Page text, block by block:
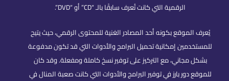
الرقمية التي كانت تُعرف سابقًا بالـ “CD” أو “DVD”.
يُعرف الموقع بكونه أحد المصادر الغنية للمحتوى الرقمي، حيث يتيح
للمستخدمين إمكانية تحميل البرامج والأدوات التي قد تكون مدفوعة
بشكل مجاني، مع التركيز على توفير نسخ كاملة ومفعلة. وقد كان
للموقع دور بارز في توفير البرامج والأدوات التي كانت صعبة المنال في